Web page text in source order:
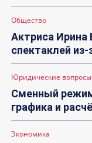
Общество
Актриса Ирина
спектаклей
Юридические вопросы
Сменный
графика и
Экономика